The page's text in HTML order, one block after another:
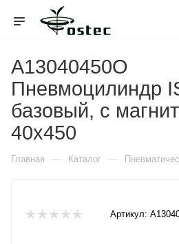
A13040450O
Пневмоцилиндр
базовый, с
40x450
Главная — Каталог —
Артикул: